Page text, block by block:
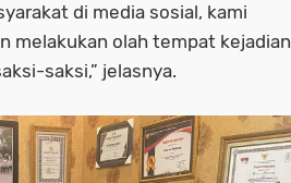
di media sosial, kami
melakukan olah tempat kejadian
saksi,” jelasnya.